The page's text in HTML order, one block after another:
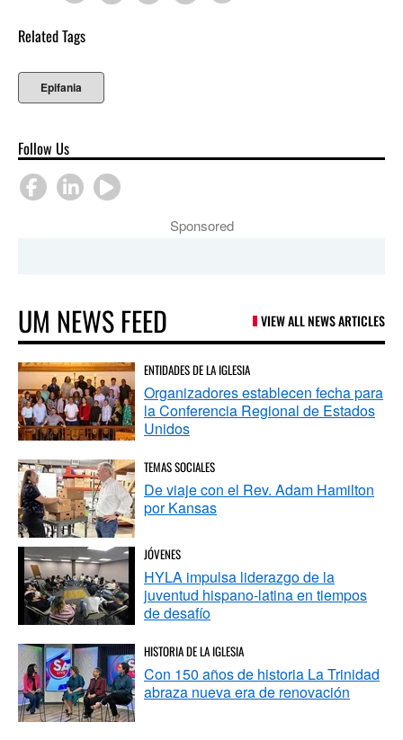
Related Tags
Epifania
Follow Us
Sponsored
UM NEWS FEED VIEW ALL NEWS ARTICLES
ENTIDADES DE LA IGLESIA
Organizadores establecen fecha para
la Conferencia Regional de Estados
Unidos
TEMAS SOCIALES
De viaje con el Rev. Adam Hamilton
por Kansas
JÓVENES
HYLA impulsa liderazgo de la
juventud hispano-latina en tiempos
de desafío
HISTORIA DE LA IGLESIA
Con 150 años de historia La Trinidad
abraza nueva era de renovación